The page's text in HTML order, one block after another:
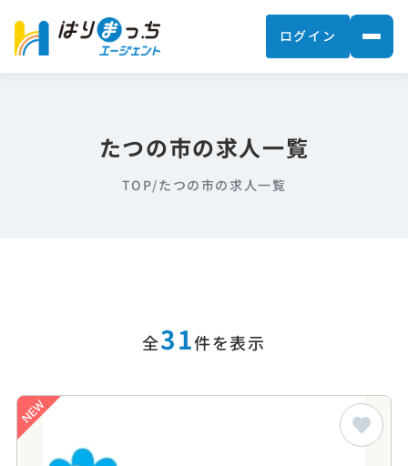
ログイン
たつの市の求人一覧
TOP/たつの市の求人一覧
全31件を表示